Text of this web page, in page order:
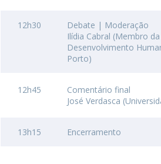
12h30
Debate | Moderação
Ilídia Cabral (Membro
Desenvolvimento
Porto)
12h45
Comentário final
José Verdasca
13h15 Encerramento